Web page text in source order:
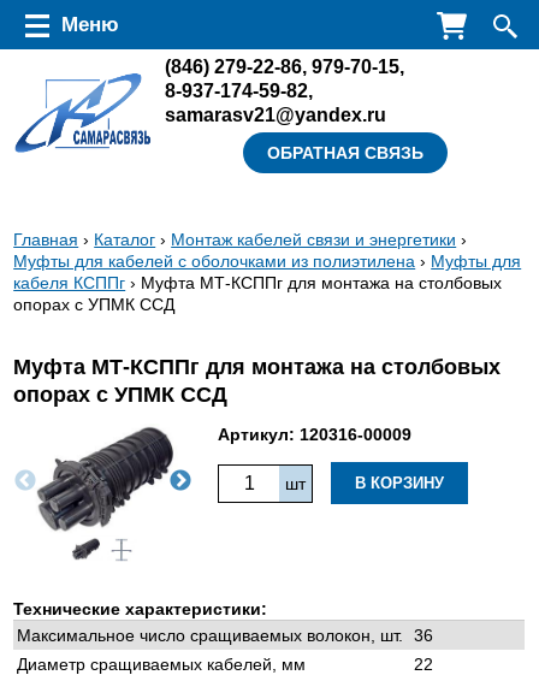
Перейти к основному содержанию
(846) 279-22-86,979-70-15,
8-937-174-59-82,
samarasv21@yandex.ru
ОБРАТНАЯ СВЯЗЬ
Меню
Вы
здесь
Главная › Каталог › Монтаж кабелей связи и энергетики ›
Муфты для кабелей с оболочками из полиэтилена › Муфты для
кабеля КСППг › Муфта МТ-КСППг для монтажа на столбовых
опорах с УПМК ССД
Муфта МТ-КСППг для монтажа на столбовых
опорах с УПМК ССД
Артикул: 120316-00009
Технические характеристики:
Максимальное число сращиваемых волокон, шт.
36
Диаметр сращиваемых кабелей, мм
22